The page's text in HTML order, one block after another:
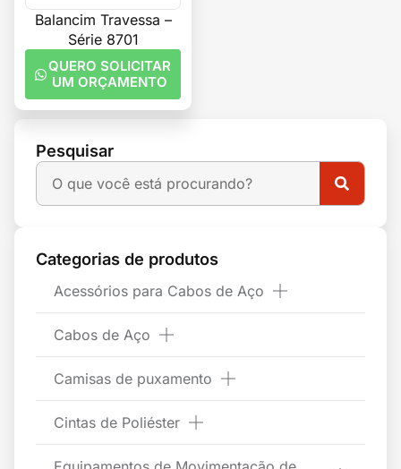
Pesquisar
Categorias de produtos
Acessórios para Cabos de Aço
Cabos de Aço
Camisas de puxamento
Cintas de Poliéster
Balancim Travessa –
Série 8701
QUERO SOLICITAR
UM ORÇAMENTO